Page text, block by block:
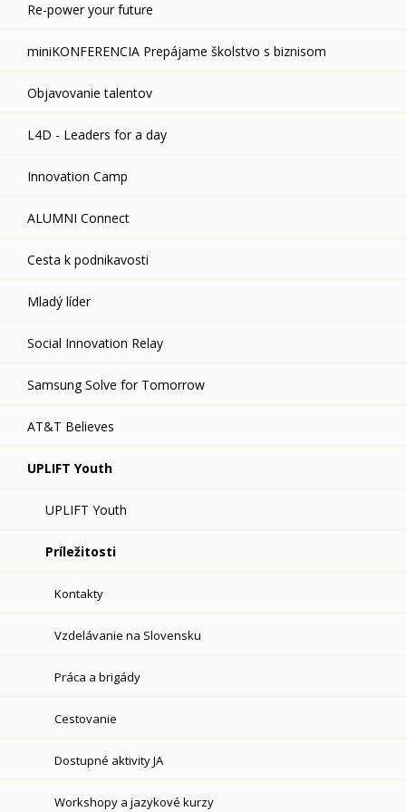
Re-power your future
miniKONFERENCIA Prepájame školstvo s biznisom
Objavovanie talentov
L4D - Leaders for a day
Innovation Camp
ALUMNI Connect
Cesta k podnikavosti
Mladý líder
Social Innovation Relay
Samsung Solve for Tomorrow
AT&T Believes
UPLIFT Youth
UPLIFT Youth
Príležitosti
Kontakty
Vzdelávanie na Slovensku
Práca a brigády
Cestovanie
Dostupné aktivity JA
Workshopy a jazykové kurzy